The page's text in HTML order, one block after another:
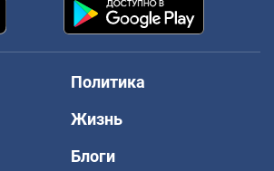
Политика
Жизнь
Блоги